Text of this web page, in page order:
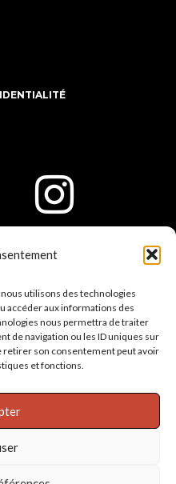
utilisons des technologies
accéder aux informations des
nous permettra de traiter
de navigation ou les ID uniques sur
retirer son consentement peut avoir
et fonctions.
-
- Dordogne - Montrem